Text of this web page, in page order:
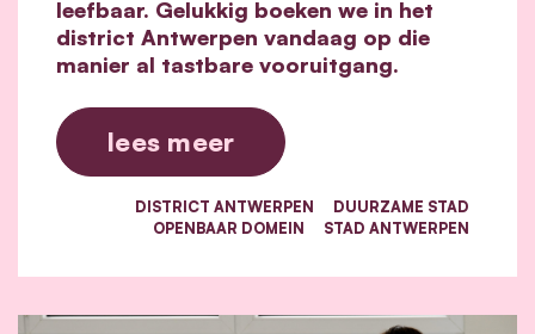
leefbaar. Gelukkig boeken we in het
district Antwerpen vandaag op die
manier al tastbare vooruitgang.
lees meer
DISTRICT ANTWERPEN
DUURZAME STAD
OPENBAAR DOMEIN
STAD ANTWERPEN